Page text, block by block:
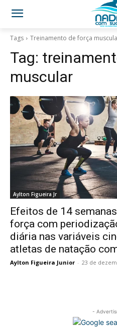
Tags Treinamento de força
Tag:
muscular
Aylton Figueira Jr
Efeitos de 14
força com
diária nas variáveis
atletas de natação
Aylton Figueira Junior - 23 de
-